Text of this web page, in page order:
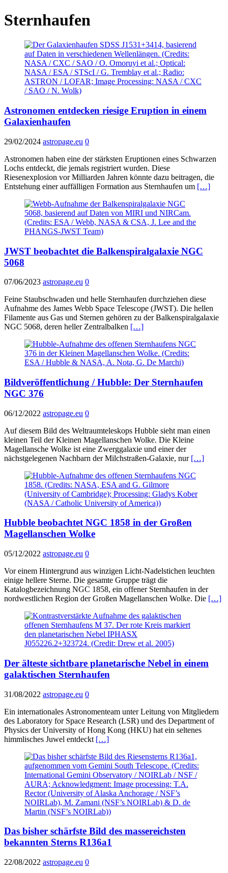
Sternhaufen
Astronomen entdecken riesige Eruption in einem
Galaxienhaufen
29/02/2024 astropage.eu 0
Astronomen haben eine der stärksten Eruptionen eines Schwarzen
Lochs entdeckt, die jemals registriert wurden. Diese
Riesenexplosion vor Milliarden Jahren könnte dazu beitragen, die
Entstehung einer auffälligen Formation aus Sternhaufen um […]
JWST beobachtet die Balkenspiralgalaxie NGC
5068
07/06/2023 astropage.eu 0
Feine Staubschwaden und helle Sternhaufen durchziehen diese
Aufnahme des James Webb Space Telescope (JWST). Die hellen
Filamente aus Gas und Sternen gehören zu der Balkenspiralgalaxie
NGC 5068, deren heller Zentralbalken […]
Bildveröffentlichung / Hubble: Der Sternhaufen
NGC 376
06/12/2022 astropage.eu 0
Auf diesem Bild des Weltraumteleskops Hubble sieht man einen
kleinen Teil der Kleinen Magellanschen Wolke. Die Kleine
Magellansche Wolke ist eine Zwerggalaxie und einer der
nächstgelegenen Nachbarn der Milchstraßen-Galaxie, nur […]
Hubble beobachtet NGC 1858 in der Großen
Magellanschen Wolke
05/12/2022 astropage.eu 0
Vor einem Hintergrund aus winzigen Licht-Nadelstichen leuchten
einige hellere Sterne. Die gesamte Gruppe trägt die
Katalogbezeichnung NGC 1858, ein offener Sternhaufen in der
nordwestlichen Region der Großen Magellanschen Wolke. Die […]
Der älteste sichtbare planetarische Nebel in einem
galaktischen Sternhaufen
31/08/2022 astropage.eu 0
Ein internationales Astronomenteam unter Leitung von Mitgliedern
des Laboratory for Space Research (LSR) und des Department of
Physics der University of Hong Kong (HKU) hat ein seltenes
himmlisches Juwel entdeckt […]
Das bisher schärfste Bild des massereichsten
bekannten Sterns R136a1
22/08/2022 astropage.eu 0